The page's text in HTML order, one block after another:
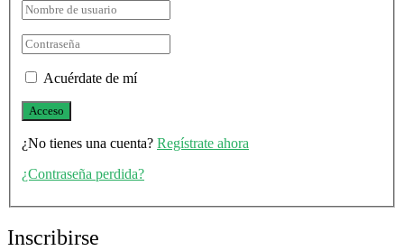
Acuérdate de mí
¿No tienes una cuenta? Regístrate ahora
¿Contraseña perdida?
Inscribirse